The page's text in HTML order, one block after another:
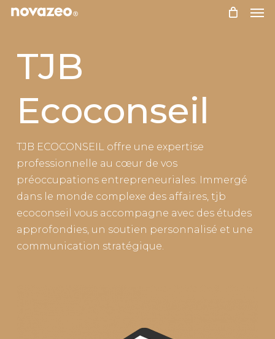
Skip
content
TJB
Ecoconseil
TJB ECOCONSEIL offre une expertise
professionnelle au cœur de vos
préoccupations entrepreneuriales. Immergé
dans le monde complexe des affaires, tjb
ecoconseil vous accompagne avec des études
approfondies, un soutien personnalisé et une
communication stratégique.